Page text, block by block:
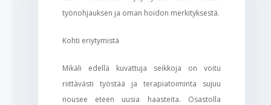
työnohjauksen ja oman hoidon merkityksestä.
Kohti eriytymistä
Mikäli edellä kuvattuja seikkoja on voitu
riittävästi työstää ja terapiatoiminta sujuu
nousee eteen uusia haasteita. Osastolla